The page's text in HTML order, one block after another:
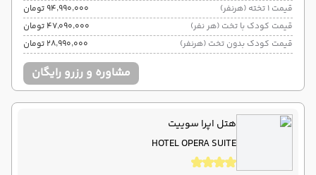
قیمت 1 تخته (هرنفر)
۹۴٬۹۹۰٬۰۰۰ تومان
قیمت کودک با تخت (هر نفر)
۴۷٬۰۹۰٬۰۰۰ تومان
قیمت کودک بدون تخت (هرنفر)
۲۸٬۹۹۰٬۰۰۰ تومان
مشاوره و رزرو رایگان
هتل اپرا سوییت
HOTEL OPERA SUITE